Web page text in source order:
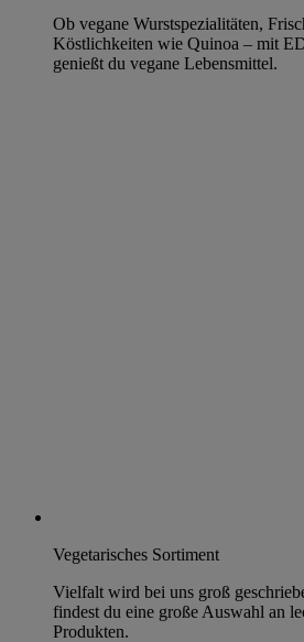
Ob vegane Wurstspezialitäten,
Köstlichkeiten wie Quinoa – mit
genießt du vegane Lebensmittel.
Vegetarisches Sortiment
Vielfalt wird bei uns groß
findest du eine große Auswahl an
Produkten.